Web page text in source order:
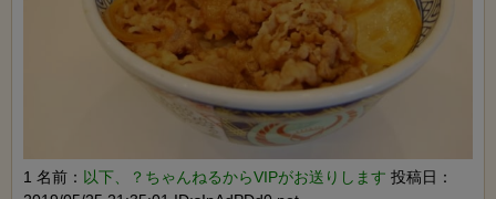
1 名前： 以下、？ちゃんねるからVIPがお送りします 投稿日：